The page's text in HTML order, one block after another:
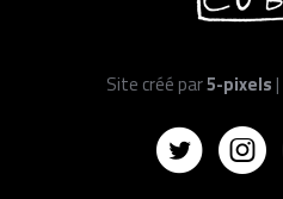
Site créé par5-pixels |